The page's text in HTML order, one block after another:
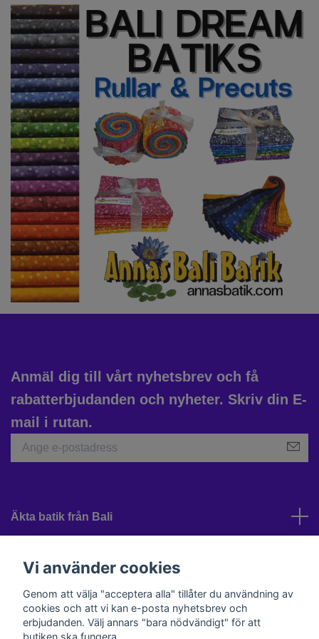
Anmäl dig till vårt nyhetsbrev och få
rabatterbjudanden och nyheter. Skriv din E-
mail i rutan.
Äkta batik från Bali
Sociala medier
Vi använder cookies
Genom att välja "acceptera alla" tillåter du användning av
cookies och att vi kan e-posta nyhetsbrev och
erbjudanden. Välj annars "bara nödvändigt" för att
butiken ska fungera.